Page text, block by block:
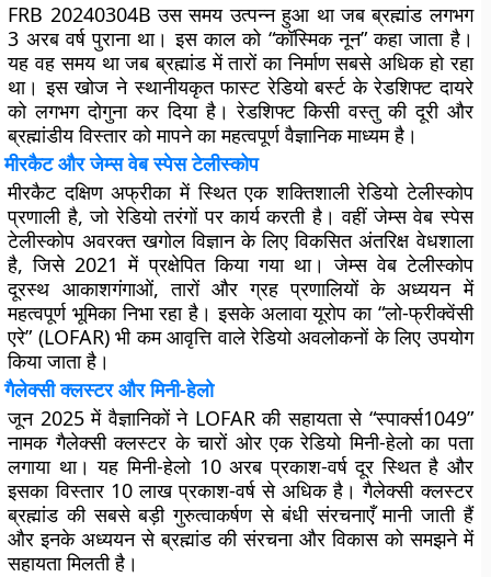
FRB 20240304B उस समय उत्पन्न हुआ था जब ब्रह्मांड लगभग
3 अरब वर्ष पुराना था। इस काल को “कॉस्मिक नून” कहा जाता है।
यह वह समय था जब ब्रह्मांड में तारों का निर्माण सबसे अधिक हो रहा
था। इस खोज ने स्थानीयकृत फास्ट रेडियो बर्स्ट के रेडशिफ्ट दायरे
को लगभग दोगुना कर दिया है। रेडशिफ्ट किसी वस्तु की दूरी और
ब्रह्मांडीय विस्तार को मापने का महत्वपूर्ण वैज्ञानिक माध्यम है।
मीरकैट और जेम्स वेब स्पेस टेलीस्कोप
मीरकैट दक्षिण अफ्रीका में स्थित एक शक्तिशाली रेडियो टेलीस्कोप
प्रणाली है, जो रेडियो तरंगों पर कार्य करती है। वहीं जेम्स वेब स्पेस
टेलीस्कोप अवरक्त खगोल विज्ञान के लिए विकसित अंतरिक्ष वेधशाला
है, जिसे 2021 में प्रक्षेपित किया गया था। जेम्स वेब टेलीस्कोप
दूरस्थ आकाशगंगाओं, तारों और ग्रह प्रणालियों के अध्ययन में
महत्वपूर्ण भूमिका निभा रहा है। इसके अलावा यूरोप का “लो-फ्रीक्वेंसी
एरे” (LOFAR) भी कम आवृत्ति वाले रेडियो अवलोकनों के लिए उपयोग
किया जाता है।
गैलेक्सी क्लस्टर और मिनी-हेलो
जून 2025 में वैज्ञानिकों ने LOFAR की सहायता से “स्पार्क्स1049”
नामक गैलेक्सी क्लस्टर के चारों ओर एक रेडियो मिनी-हेलो का पता
लगाया था। यह मिनी-हेलो 10 अरब प्रकाश-वर्ष दूर स्थित है और
इसका विस्तार 10 लाख प्रकाश-वर्ष से अधिक है। गैलेक्सी क्लस्टर
ब्रह्मांड की सबसे बड़ी गुरुत्वाकर्षण से बंधी संरचनाएँ मानी जाती हैं
और इनके अध्ययन से ब्रह्मांड की संरचना और विकास को समझने में
सहायता मिलती है।